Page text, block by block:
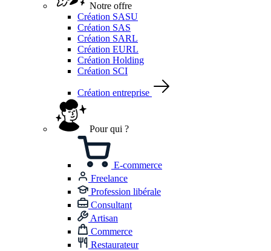
Notre offre
Création SASU
Création SAS
Création SARL
Création EURL
Création Holding
Création SCI
Création entreprise
Pour qui ?
E-commerce
Freelance
Profession libérale
Consultant
Artisan
Commerce
Restaurateur